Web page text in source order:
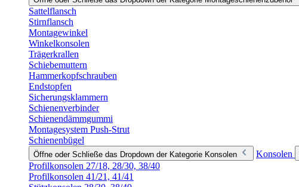
Sattelflansch
Stirnflansch
Montagewinkel
Winkelkonsolen
Trägerkrallen
Schiebemuttern
Hammerkopfschrauben
Endstopfen
Sicherungsklammern
Schienenverbinder
Schienendämmgummi
Montagesystem Push-Strut
Schienenbügel
Öffne oder Schließe das Dropdown der Kategorie Konsolen Konsolen
Profilkonsolen 27/18, 28/30, 38/40
Profilkonsolen 41/21, 41/41